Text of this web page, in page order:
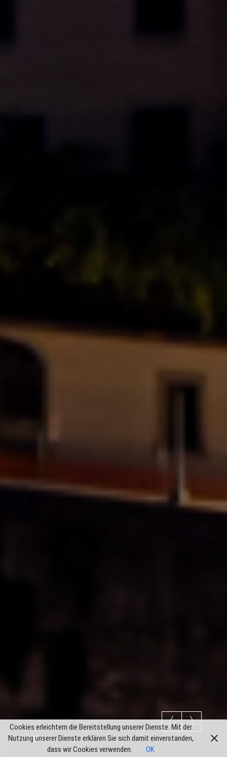
Cookies erleichtern die Bereitstellung unserer Dienste. Mit der
Nutzung unserer Dienste erklären Sie sich damit einverstanden,
dass wir Cookies verwenden.
OK